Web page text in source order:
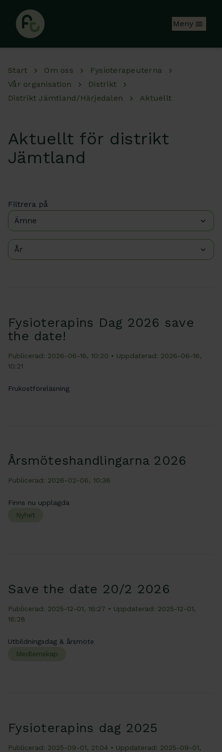
Meny
Start Om oss
Fysioterapeuterna
Vår organisation
Distrikt
Distrikt Jämtland/Härjedalen
Aktuellt
Aktuellt för distrikt
Jämtland
Filtrera på
Ämne
År
Fysioterapins Dag 2026 save
the date!
Publicerad: 2026-06-16, 10:20 • Uppdaterad: 2026-06-16,
10:21
Frukostföreläsning
Årsmöteshandlingarna 2026
Publicerad: 2026-02-06, 10:36
Finns nu upplagda
Nyhet
Save the date 20/2 2026
Publicerad: 2025-12-01, 16:27 • Uppdaterad: 2025-12-01,
16:28
Utbildningsdag & årsmöte
Medlemskap
Fysioterapins dag 2025
Publicerad: 2025-09-01, 21:04 • Uppdaterad: 2025-09-01,